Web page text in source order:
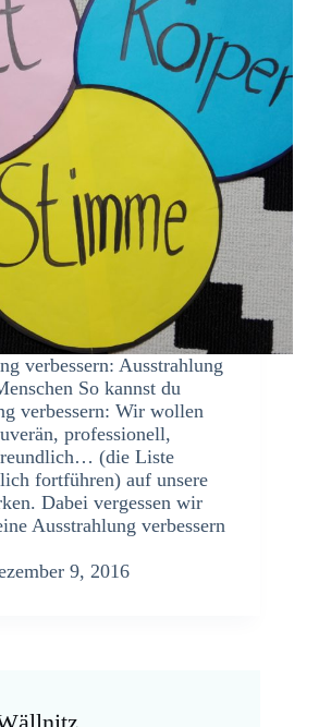
verbessern: Ausstrahlung
So kannst du
verbessern: Wir wollen
professionell,
(die Liste
fortführen) auf unsere
Dabei vergessen wir
Ausstrahlung verbessern
9, 2016